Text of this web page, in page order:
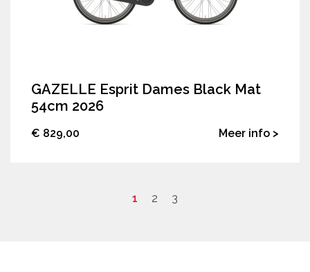
GAZELLE Esprit Dames Black Mat
54cm 2026
€ 829,00 Meer info >
1 2 3